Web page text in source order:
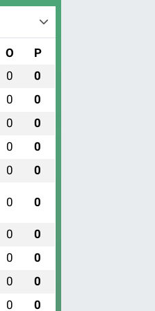
O P
0 0
0 0
0 0
0 0
0 0
0 0
0 0
0 0
0 0
0 0